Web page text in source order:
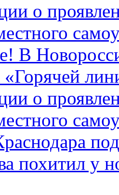
о
В
«Горячей
о
похитил у